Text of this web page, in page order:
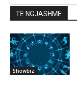
TË NGJASHME
Showbiz